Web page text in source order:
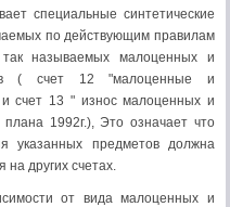
специальные синтетические
по действующим правилам
называемых малоценных и
( счет 12 "малоценные и
счет 13 " износ малоценных и
1992г.), Это означает что
указанных предметов должна
на других счетах.
от вида малоценных и